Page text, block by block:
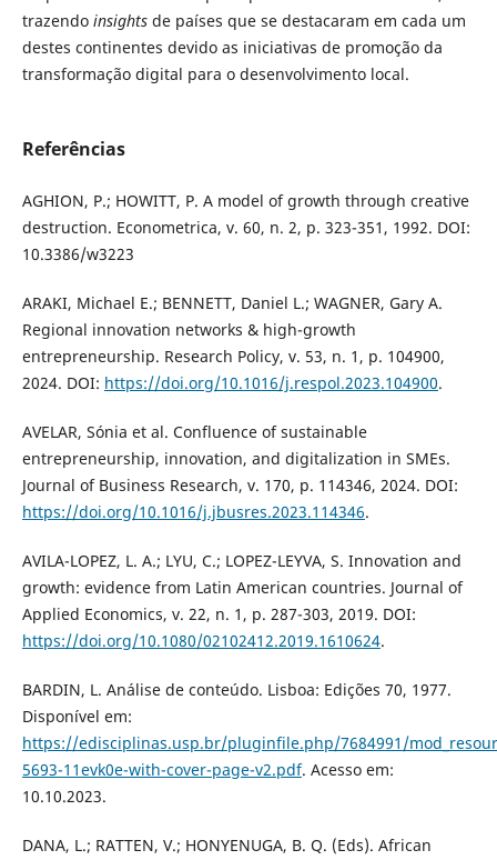
trazendo insightsde países que se destacaram em cada um
destes continentes devido as iniciativas de promoção da
transformação digital para o desenvolvimento local.
Referências
AGHION, P.; HOWITT, P. A model of growth through creative
destruction. Econometrica, v. 60, n. 2, p. 323-351, 1992. DOI:
10.3386/w3223
ARAKI, Michael E.; BENNETT, Daniel L.; WAGNER, Gary A.
Regional innovation networks & high-growth
entrepreneurship. Research Policy, v. 53, n. 1, p. 104900,
2024. DOI: https://doi.org/10.1016/j.respol.2023.104900.
AVELAR, Sónia et al. Confluence of sustainable
entrepreneurship, innovation, and digitalization in SMEs.
Journal of Business Research, v. 170, p. 114346, 2024. DOI:
https://doi.org/10.1016/j.jbusres.2023.114346.
AVILA-LOPEZ, L. A.; LYU, C.; LOPEZ-LEYVA, S. Innovation and
growth: evidence from Latin American countries. Journal of
Applied Economics, v. 22, n. 1, p. 287-303, 2019. DOI:
https://doi.org/10.1080/02102412.2019.1610624.
BARDIN, L. Análise de conteúdo. Lisboa: Edições 70, 1977.
Disponível em:
https://edisciplinas.usp.br/pluginfile.php/7684991/
5693-11evk0e-with-cover-page-v2.pdf. Acesso em:
10.10.2023.
DANA, L.; RATTEN, V.; HONYENUGA, B. Q. (Eds). African